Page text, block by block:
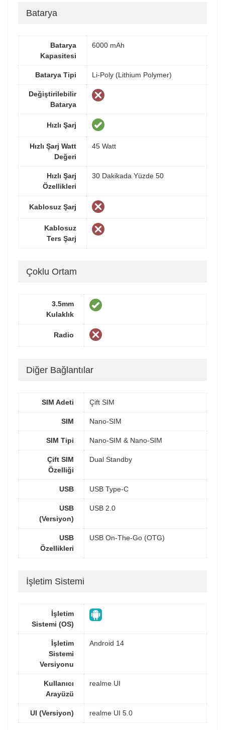
Batarya
Batarya
Kapasitesi
6000 mAh
Batarya Tipi Li-Poly (Lithium Polymer)
Değiştirilebilir
Batarya
Hızlı Şarj
Hızlı Şarj Watt
Değeri
45 Watt
Hızlı Şarj
Özellikleri
30 Dakikada Yüzde 50
Kablosuz Şarj
Kablosuz
Ters Şarj
Çoklu Ortam
3.5mm
Kulaklık
Radio
Diğer Bağlantılar
SIM Adeti Çift SIM
SIM Nano-SIM
SIM Tipi Nano-SIM & Nano-SIM
Çift SIM
Özelliği
Dual Standby
USB USB Type-C
USB
(Versiyon)
USB 2.0
USB
Özellikleri
USB On-The-Go (OTG)
İşletim Sistemi
İşletim
Sistemi (OS)
İşletim
Sistemi
Versiyonu
Android 14
Kullanıcı
Arayüzü
realme UI
UI (Versiyon) realme UI 5.0